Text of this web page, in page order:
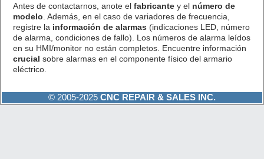
Antes de contactarnos, anote el fabricantey el número de
modelo . Además, en el caso de variadores de frecuencia,
registre la información de alarmas (indicaciones LED, número
de alarma, condiciones de fallo). Los números de alarma leídos
en su HMI/monitor no están completos. Encuentre información
crucial sobre alarmas en el componente físico del armario
eléctrico.
© 2005-2025 CNC REPAIR & SALES INC.